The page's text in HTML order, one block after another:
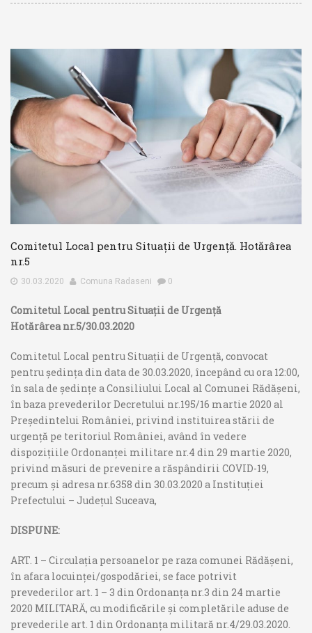
Comitetul Local pentru Situații de Urgență. Hotărârea
nr.5
30.03.2020 Comuna Radaseni 0
Comitetul Local pentru Situații de Urgență
Hotărârea nr.5/30.03.2020
Comitetul Local pentru Situații de Urgență, convocat
pentru ședința din data de 30.03.2020, începând cu ora 12:00,
în sala de ședințe a Consiliului Local al Comunei Rădășeni,
în baza prevederilor Decretului nr.195/16 martie 2020 al
Președintelui României, privind instituirea stării de
urgență pe teritoriul României, având în vedere
dispozițiile Ordonanței militare nr.4 din 29 martie 2020,
privind măsuri de prevenire a răspândirii COVID-19,
precum și adresa nr.6358 din 30.03.2020 a Instituției
Prefectului – Județul Suceava,
DISPUNE:
ART. 1 – Circulația persoanelor pe raza comunei Rădășeni,
în afara locuinței/gospodăriei, se face potrivit
prevederilor art. 1 – 3 din Ordonanța nr.3 din 24 martie
2020 MILITARĂ, cu modificările și completările aduse de
prevederile art. 1 din Ordonanța militară nr.4/29.03.2020.